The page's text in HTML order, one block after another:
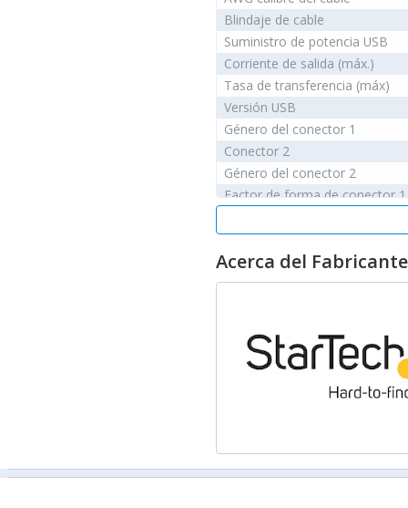
Blindaje de cable
Suministro de potencia USB
Corriente de salida (máx.)
Tasa de transferencia (máx)
Versión USB
Género del conector 1
Conector 2
Género del conector 2
Factor de forma de conector 1
Conector 1
Factor de forma de conector 2
Acerca del Fabricante